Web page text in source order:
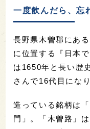
一度飲んだら、忘
長野県木曽郡にあ
に位置する『日本
は1650年と長い歴
さんで16代目になり
造っている銘柄は
門」。「木曽路」